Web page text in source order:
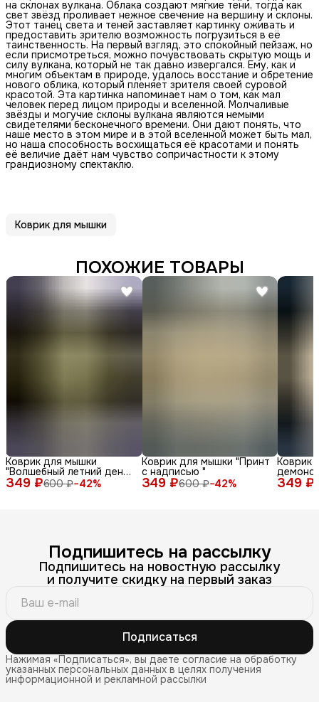
на склонах вулкана. Облака создают мягкие тени, тогда как
свет звёзд проливает нежное свечение на вершину и склоны.
Этот танец света и теней заставляет картинку оживать и
предоставить зрителю возможность погрузиться в её
таинственность. На первый взгляд, это спокойный пейзаж, но
если присмотреться, можно почувствовать скрытую мощь и
силу вулкана, который не так давно извергался. Ему, как и
многим объектам в природе, удалось восстание и обретение
нового облика, который пленяет зрителя своей суровой
красотой. Эта картинка напоминает нам о том, как мал
человек перед лицом природы и вселенной. Молчаливые
звёзды и могучие склоны вулкана являются немыми
свидетелями бесконечного времени. Они дают понять, что
наше место в этом мире и в этой вселенной может быть мал,
но наша способность восхищаться её красотами и понять
её величие даёт нам чувство сопричастности к этому
грандиозному спектаклю.
Коврик для мышки
ПОХОЖИЕ ТОВАРЫ
349 ₽600 ₽−42%
Коврик для мышки
"Волшебный летний день
с енотом среди ромашек
и бабочек"
349 ₽600 ₽−42%
Коврик для мышки "Принт
с надписью "
349 ₽
Коврик
лица и
Подпишитесь на рассылку
Подпишитесь на новостную рассылку
и получите скидку на первый заказ
Подписаться
Нажимая «Подписаться», вы даете согласие на обработку
указанных персональных данных в целях получения
информационной и рекламной рассылки